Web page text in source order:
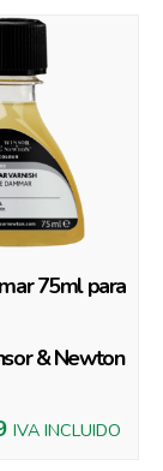
75ml para
& Newton
IVA INCLUIDO